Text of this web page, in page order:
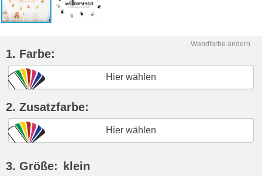
Wandfarbe ändern
1. Farbe:
Hier wählen
2. Zusatzfarbe:
Hier wählen
3. Größe: klein